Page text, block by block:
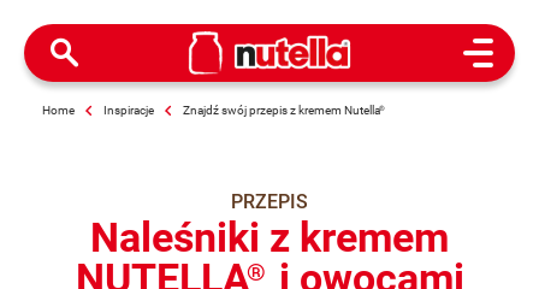
Open
Home Inspiracje Znajdź swój przepis z kremem Nutella®
PRZEPIS
Naleśniki z kremem
NUTELLA® i owocami